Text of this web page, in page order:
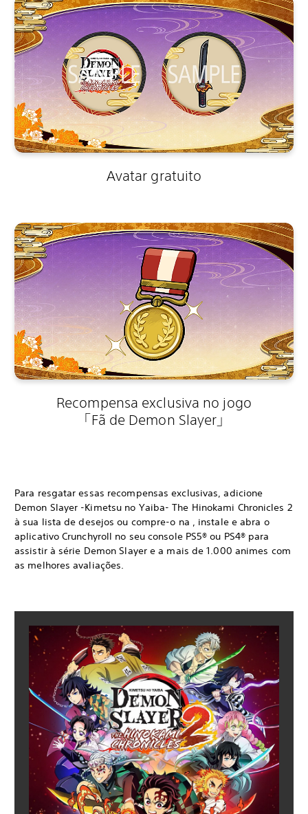
Avatar gratuito
Recompensa exclusiva no jogo
「Fã de Demon Slayer」
Para resgatar essas recompensas exclusivas, adicione
Demon Slayer -Kimetsu no Yaiba- The Hinokami Chronicles 2
à sua lista de desejos ou compre-o na , instale e abra o
aplicativo Crunchyroll no seu console PS5® ou PS4® para
assistir à série Demon Slayer e a mais de 1.000 animes com
as melhores avaliações.